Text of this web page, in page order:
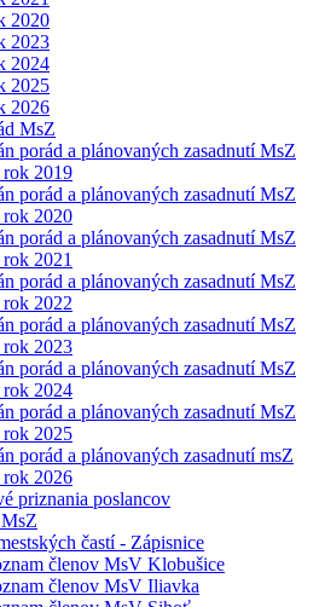
2020
2023
2024
2025
2026
MsZ
porád a plánovaných zasadnutí MsZ
rok 2019
porád a plánovaných zasadnutí MsZ
rok 2020
porád a plánovaných zasadnutí MsZ
rok 2021
porád a plánovaných zasadnutí MsZ
rok 2022
porád a plánovaných zasadnutí MsZ
rok 2023
porád a plánovaných zasadnutí MsZ
rok 2024
porád a plánovaných zasadnutí MsZ
rok 2025
porád a plánovaných zasadnutí msZ
rok 2026
priznania poslancov
častí - Zápisnice
členov MsV Klobušice
členov MsV Iliavka